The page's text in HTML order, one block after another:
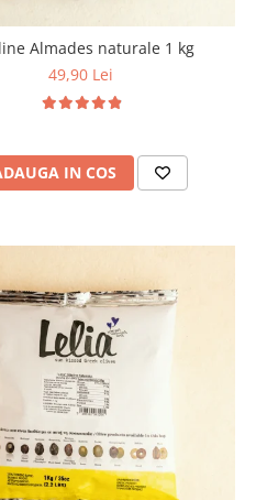
Almades naturale 1 kg
49,90 Lei
IN COS